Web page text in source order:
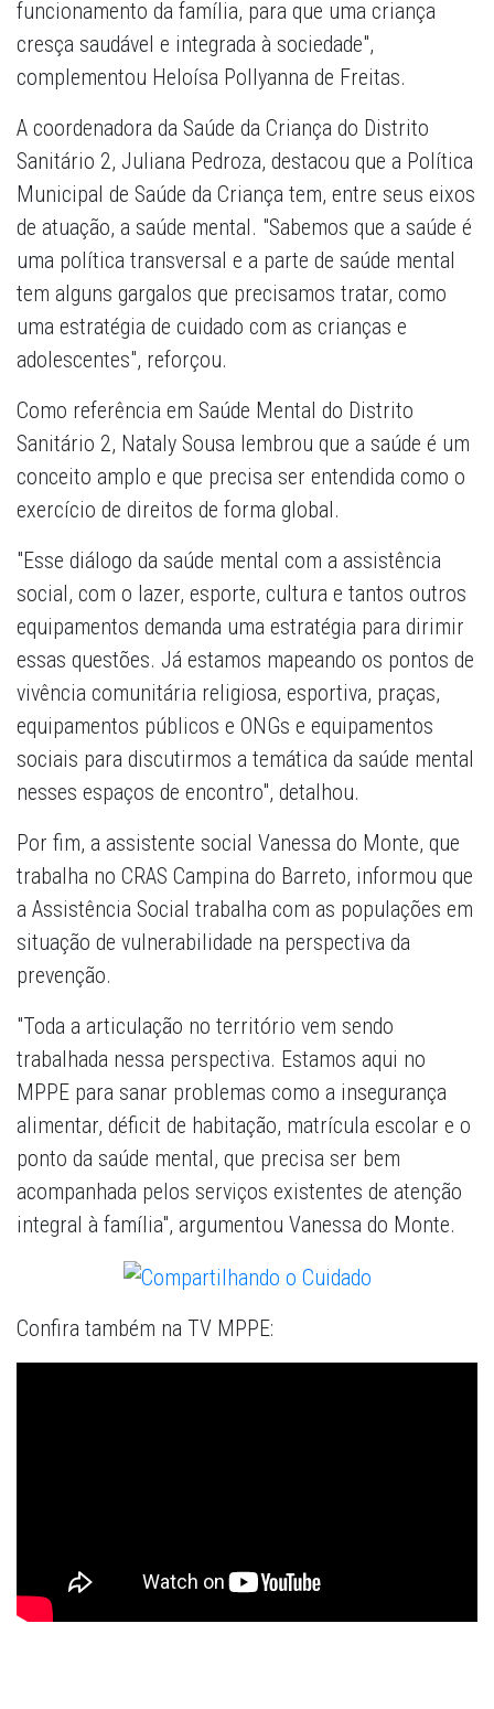
funcionamento da família, para que uma criança
cresça saudável e integrada à sociedade",
complementou Heloísa Pollyanna de Freitas.
A coordenadora da Saúde da Criança do Distrito
Sanitário 2, Juliana Pedroza, destacou que a Política
Municipal de Saúde da Criança tem, entre seus eixos
de atuação, a saúde mental. "Sabemos que a saúde é
uma política transversal e a parte de saúde mental
tem alguns gargalos que precisamos tratar, como
uma estratégia de cuidado com as crianças e
adolescentes", reforçou.
Como referência em Saúde Mental do Distrito
Sanitário 2, Nataly Sousa lembrou que a saúde é um
conceito amplo e que precisa ser entendida como o
exercício de direitos de forma global.
"Esse diálogo da saúde mental com a assistência
social, com o lazer, esporte, cultura e tantos outros
equipamentos demanda uma estratégia para dirimir
essas questões. Já estamos mapeando os pontos de
vivência comunitária religiosa, esportiva, praças,
equipamentos públicos e ONGs e equipamentos
sociais para discutirmos a temática da saúde mental
nesses espaços de encontro", detalhou.
Por fim, a assistente social Vanessa do Monte, que
trabalha no CRAS Campina do Barreto, informou que
a Assistência Social trabalha com as populações em
situação de vulnerabilidade na perspectiva da
prevenção.
"Toda a articulação no território vem sendo
trabalhada nessa perspectiva. Estamos aqui no
MPPE para sanar problemas como a insegurança
alimentar, déficit de habitação, matrícula escolar e o
ponto da saúde mental, que precisa ser bem
acompanhada pelos serviços existentes de atenção
integral à família", argumentou Vanessa do Monte.
Confira também na TV MPPE: